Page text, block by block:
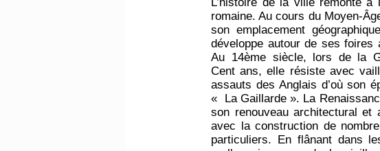
L’histoire de la ville remonte à
romaine. Au cours du Moyen-
son emplacement
développe autour de ses foires
Au 14ème siècle, lors de la
Cent ans, elle résiste avec
assauts des Anglais d’où son
« La Gaillarde ». La
son renouveau architectural et
avec la construction de
particuliers. En flânant dans